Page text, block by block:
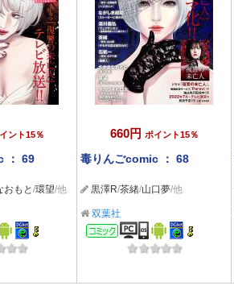
ント15％
： 69
おもと /環望/他
660円 ポイント15％
毒りんごcomic ： 68
黒澤R/茶緒/山口夢/他
双葉社
コミック